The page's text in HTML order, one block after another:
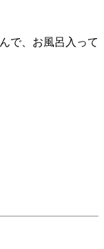
で、お風呂入って